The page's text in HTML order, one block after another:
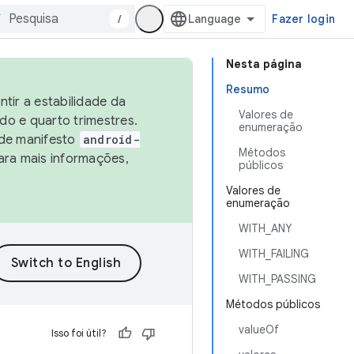
/ Fazer login
Nesta página
Resumo
Valores de
enumeração
Métodos
públicos
Valores de
enumeração
WITH_ANY
WITH_FAILING
WITH_PASSING
Métodos públicos
valueOf
a estabilidade da
e quarto trimestres.
manifesto
android-
mais informações,
Isso foi útil?